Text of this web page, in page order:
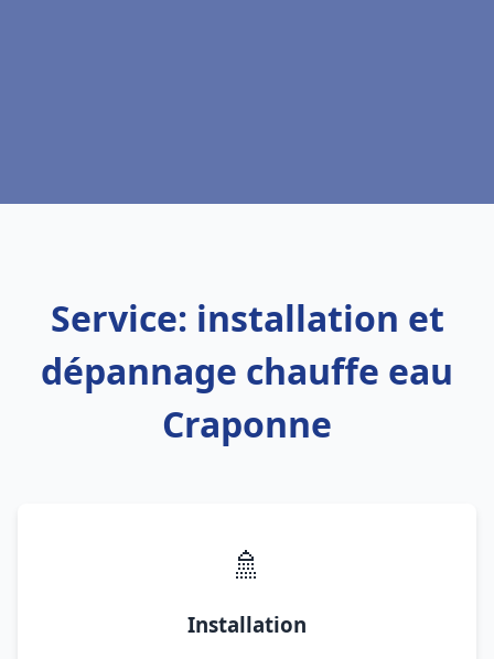
Service: installation et
dépannage chauffe eau
Craponne
🚿
Installation